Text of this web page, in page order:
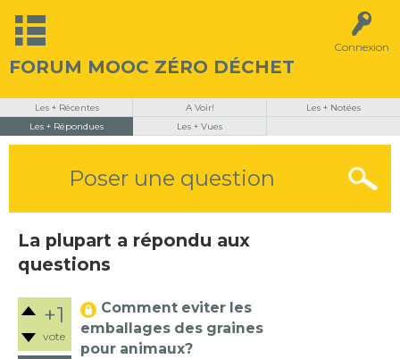
Connexion
FORUM MOOC ZÉRO DÉCHET
Les + Récentes A Voir!
Les + Notées
Les + Répondues
Les + Vues
Poser une question
La plupart a répondu aux
questions
+1
vote
Comment eviter les
emballages des graines
pour animaux?